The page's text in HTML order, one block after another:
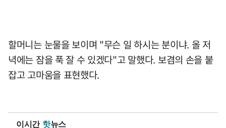
할머니는 눈물을 보이며 "무슨 일 하시는 분이냐. 올 저
녁에는 잠을 푹 잘 수 있겠다"고 말했다. 보겸의 손을 붙
잡고 고마움을 표현했다.
이시간 핫뉴스